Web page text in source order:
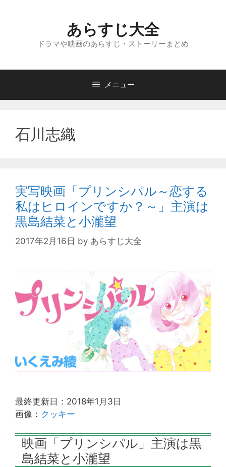
へ
あらすじ大全
ドラマや映画のあらすじ・ストーリーまとめ
メニュー
石川志織
実写映画「プリンシパル～恋する
私はヒロインですか？～」主演は
黒島結菜と小瀧望
2017年2月16日 by あらすじ大全
最終更新日：2018年1月3日
画像： クッキー
映画「プリンシパル」主演は黒
島結菜と小瀧望